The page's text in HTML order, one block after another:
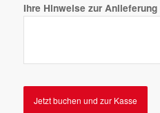
Ihre Hinweise zur Anlieferung
Jetzt buchen und zur Kasse